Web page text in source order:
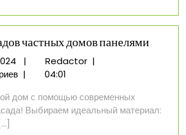
частных домов панелями
5
декабря
| RedactorОтделка
домов
панелями
|
|
04:01
дом с помощью современных
Выбираем идеальный материал: